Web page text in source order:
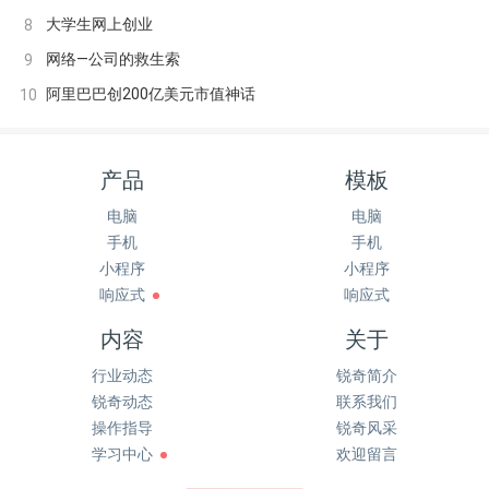
8 大学生网上创业
9 网络—公司的救生索
10 阿里巴巴创200亿美元市值神话
产品
电脑
手机
小程序
响应式
模板
电脑
手机
小程序
响应式
内容
行业动态
锐奇动态
操作指导
学习中心
关于
锐奇简介
联系我们
锐奇风采
欢迎留言